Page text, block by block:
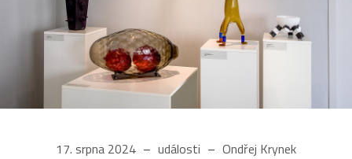
17. srpna 2024 události Ondřej Krynek